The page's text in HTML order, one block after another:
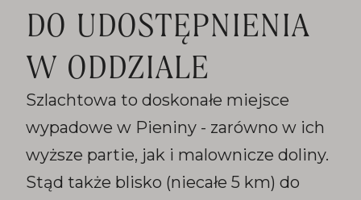
DO UDOSTĘPNIENIA
W ODDZIALE
Szlachtowa to doskonałe miejsce
wypadowe w Pieniny - zarówno w ich
wyższe partie, jak i malownicze doliny.
Stąd także blisko (niecałe 5 km) do